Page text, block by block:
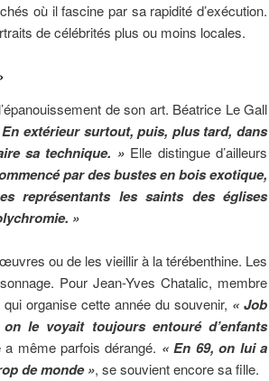
où il fascine par sa rapidité d’exécution.
de célébrités plus ou moins locales.
de son art. Béatrice Le Gall
En extérieur surtout, puis, plus tard, dans
sa technique. »Elle distingue d’ailleurs
par des bustes en bois exotique,
représentants les saints des églises
»
ou de les vieillir à la térébenthine. Les
Pour Jean-Yves Chatalic, membre
organise cette année du souvenir, « Job
le voyait toujours entouré d’enfants
même parfois dérangé. « En 69, on lui a
de monde », se souvient encore sa fille.